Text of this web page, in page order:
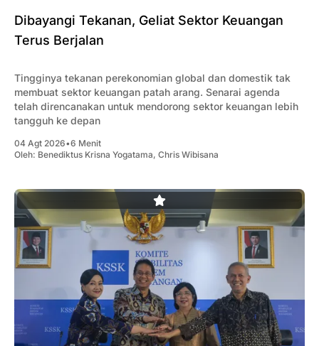
Dibayangi Tekanan, Geliat Sektor Keuangan
Terus Berjalan
Tingginya tekanan perekonomian global dan domestik tak
membuat sektor keuangan patah arang. Senarai agenda
telah direncanakan untuk mendorong sektor keuangan lebih
tangguh ke depan
04 Agt 2026•6 Menit
Oleh: Benediktus Krisna Yogatama, Chris Wibisana